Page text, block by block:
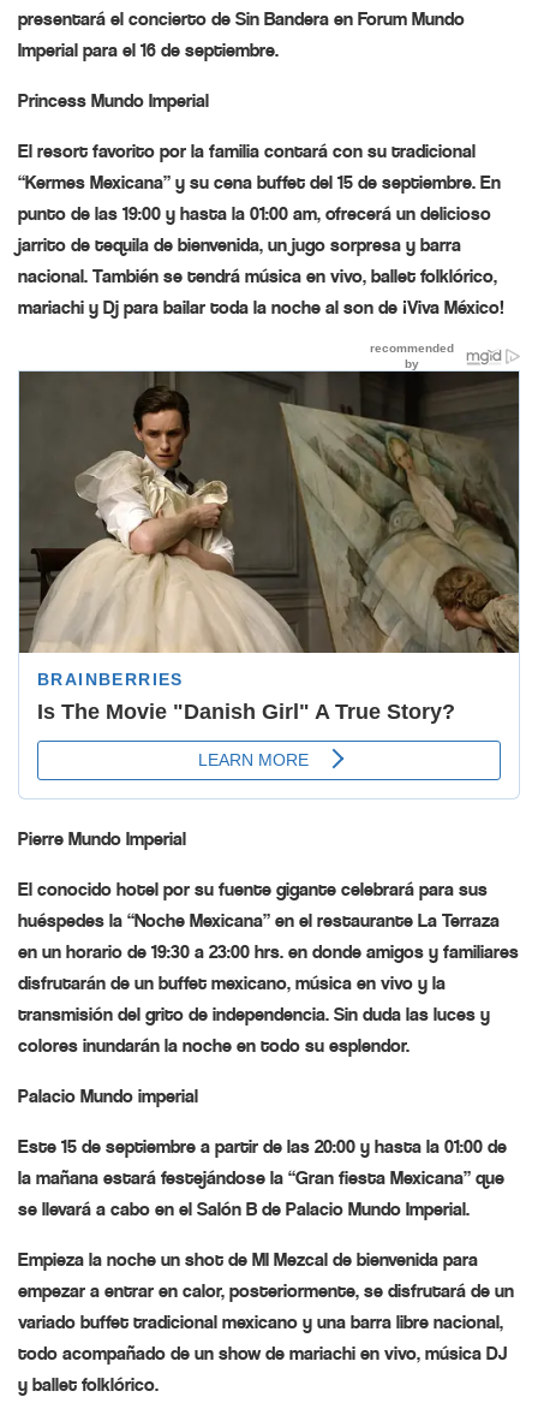
presentará el concierto de Sin Bandera en Forum Mundo
Imperial para el 16 de septiembre.
Princess Mundo Imperial
El resort favorito por la familia contará con su tradicional
“Kermes Mexicana” y su cena buffet del 15 de septiembre. En
punto de las 19:00 y hasta la 01:00 am, ofrecerá un delicioso
jarrito de tequila de bienvenida, un jugo sorpresa y barra
nacional. También se tendrá música en vivo, ballet folklórico,
mariachi y Dj para bailar toda la noche al son de ¡Viva México!
Pierre Mundo Imperial
El conocido hotel por su fuente gigante celebrará para sus
huéspedes la “Noche Mexicana” en el restaurante La Terraza
en un horario de 19:30 a 23:00 hrs. en donde amigos y familiares
disfrutarán de un buffet mexicano, música en vivo y la
transmisión del grito de independencia. Sin duda las luces y
colores inundarán la noche en todo su esplendor.
Palacio Mundo imperial
Este 15 de septiembre a partir de las 20:00 y hasta la 01:00 de
la mañana estará festejándose la “Gran fiesta Mexicana” que
se llevará a cabo en el Salón B de Palacio Mundo Imperial.
Empieza la noche un shot de MI Mezcal de bienvenida para
empezar a entrar en calor, posteriormente, se disfrutará de un
variado buffet tradicional mexicano y una barra libre nacional,
todo acompañado de un show de mariachi en vivo, música DJ
y ballet folklórico.